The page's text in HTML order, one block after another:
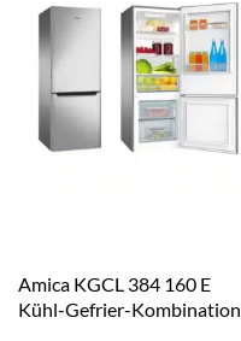
Amica KGCL 384 160 E
Kühl-Gefrier-Kombination